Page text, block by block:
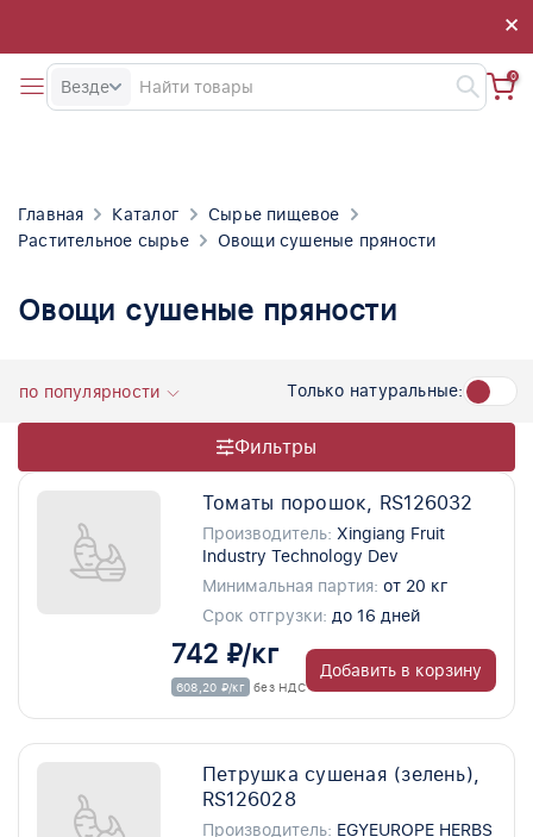
×
×
Везде
0
Главная Каталог
Сырье пищевое
Растительное сырье
Овощи сушеные пряности
Овощи сушеные пряности
по популярности Только натуральные:
Фильтры
Томаты порошок, RS126032
Производитель: Xingiang Fruit
Industry Technology Dev
Минимальная партия: от 20 кг
Срок отгрузки: до 16 дней
742 ₽/кг
608,20 ₽/кг без НДС
Добавить в корзину
Петрушка сушеная (зелень),
RS126028
Производитель: EGYEUROPE HERBS